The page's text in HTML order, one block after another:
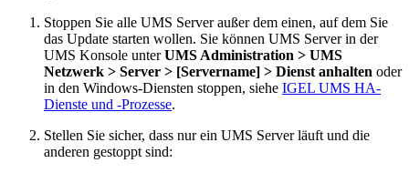
Stoppen Sie alle UMS Server außer dem einen, auf dem Sie
das Update starten wollen. Sie können UMS Server in der
UMS Konsole unterUMS Administration > UMS
Netzwerk > Server > [Servername] > Dienst anhalten oder
in den Windows-Diensten stoppen, siehe IGEL UMS HA-
Dienste und -Prozesse.
Stellen Sie sicher, dass nur ein UMS Server läuft und die
anderen gestoppt sind: